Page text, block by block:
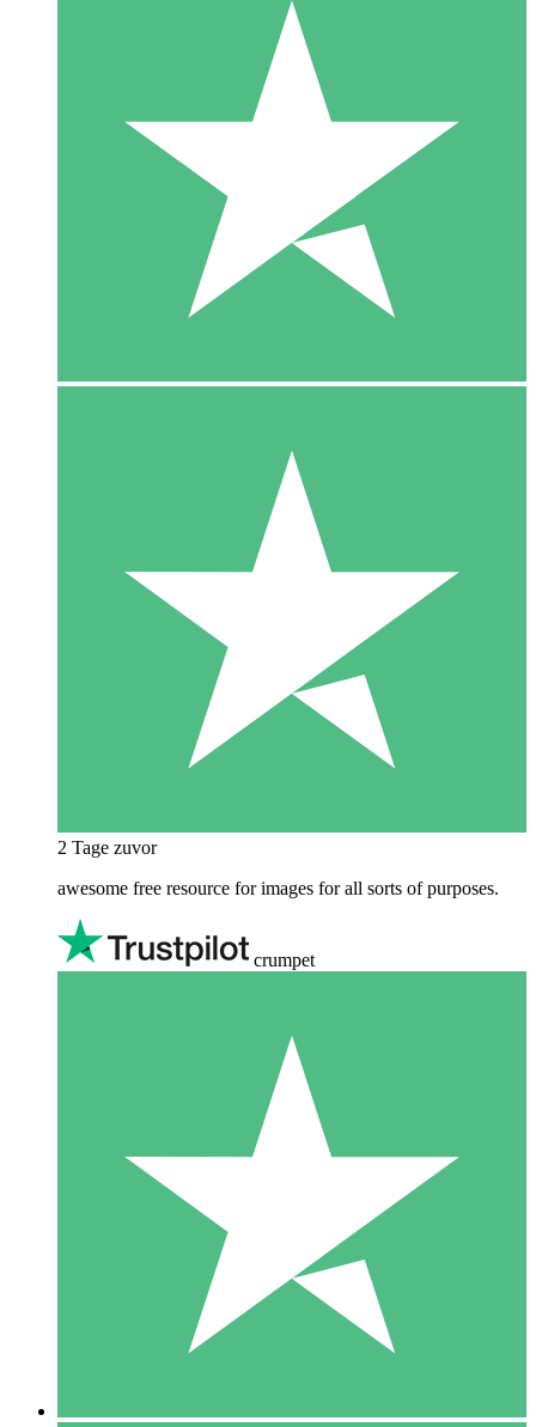
2 Tage zuvor
awesome free resource for images for all sorts of purposes.
crumpet